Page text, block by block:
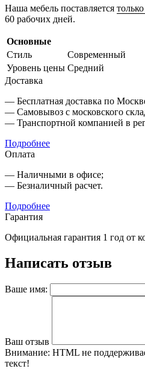
Наша мебель поставляется
60 рабочих дней.
Основные
Стиль
Современный
Уровень цены Средний
Доставка
— Бесплатная доставка по
— Самовывоз с московского
— Транспортной компанией в
Подробнее
Оплата
— Наличными в офисе;
— Безналичный расчет.
Подробнее
Гарантия
Официальная гарантия 1 год от
Написать отзыв
Ваше имя:
Ваш отзыв
Внимание: HTML не
текст!